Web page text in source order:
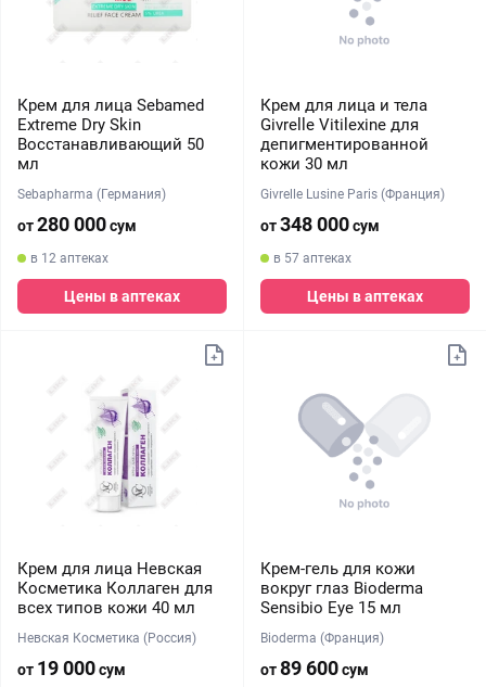
Крем для лица Sebamed
Extreme Dry Skin
Восстанавливающий 50
мл
Sebapharma (Германия)
от280 000сум
в 12 аптеках
Цены в аптеках
Крем для лица и тела
Givrelle Vitilexine для
депигментированной
кожи 30 мл
Givrelle Lusine Paris (Франция)
от348 000сум
в 57 аптеках
Цены в аптеках
Крем для лица Невская
Косметика Коллаген для
всех типов кожи 40 мл
Невская Косметика (Россия)
от 19 000сум
Крем-гель для кожи
вокруг глаз Bioderma
Sensibio Eye 15 мл
Bioderma (Франция)
от89 600сум